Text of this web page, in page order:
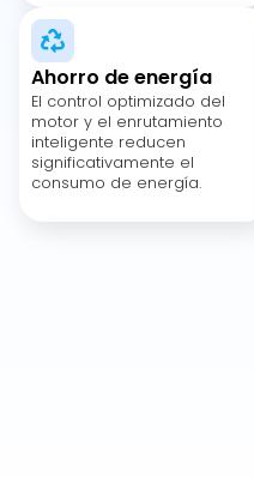
Ahorro de energía
El control optimizado del
motor y el enrutamiento
inteligente reducen
significativamente el
consumo de energía.